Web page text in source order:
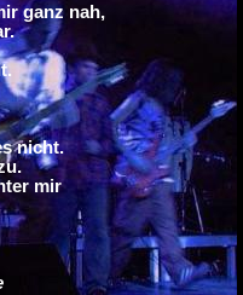
ganz nah,
nicht.
mir